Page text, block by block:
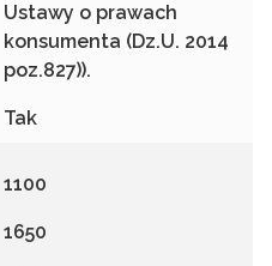
Ustawy o prawach
konsumenta (Dz.U. 2014
poz.827)).
Tak
1100
1650